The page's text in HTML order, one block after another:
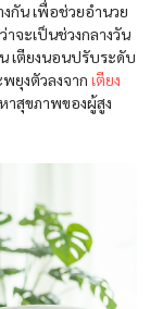
กัน เพื่อช่วยอำนวย
จะเป็นช่วงกลางวัน
เตียงนอนปรับระดับ
ยุงตัวลงจาก เตียง
สุขภาพของผู้สูง